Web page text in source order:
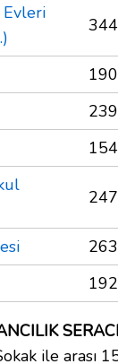
Evleri
ile arası